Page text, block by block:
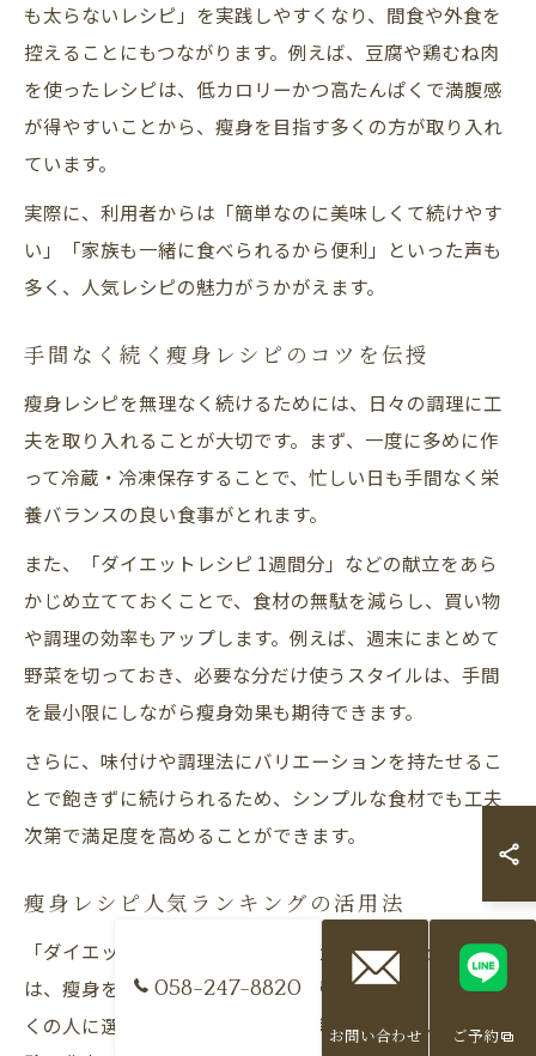
も太らないレシピ」を実践しやすくなり、間食や外食を
控えることにもつながります。例えば、豆腐や鶏むね肉
を使ったレシピは、低カロリーかつ高たんぱくで満腹感
が得やすいことから、瘦身を目指す多くの方が取り入れ
ています。
実際に、利用者からは「簡単なのに美味しくて続けやす
い」「家族も一緒に食べられるから便利」といった声も
多く、人気レシピの魅力がうかがえます。
手間なく続く瘦身レシピのコツを伝授
瘦身レシピを無理なく続けるためには、日々の調理に工
夫を取り入れることが大切です。まず、一度に多めに作
って冷蔵・冷凍保存することで、忙しい日も手間なく栄
養バランスの良い食事がとれます。
また、「ダイエットレシピ 1週間分」などの献立をあら
かじめ立てておくことで、食材の無駄を減らし、買い物
や調理の効率もアップします。例えば、週末にまとめて
野菜を切っておき、必要な分だけ使うスタイルは、手間
を最小限にしながら瘦身効果も期待できます。
さらに、味付けや調理法にバリエーションを持たせるこ
とで飽きずに続けられるため、シンプルな食材でも工夫
次第で満足度を高めることができます。
瘦身レシピ人気ランキングの活用法
「ダイエットレシピ 人気 1位」などのランキング情報
は、瘦身を目指す方の献立作りに大いに役立ちます。多
くの人に選ばれているレシピは、実践しやすく、成功体
058-247-8820
お問い合わせ ご予約